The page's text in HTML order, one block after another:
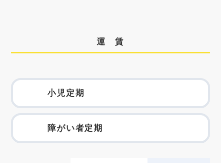
運 賃
小児定期
障がい者定期